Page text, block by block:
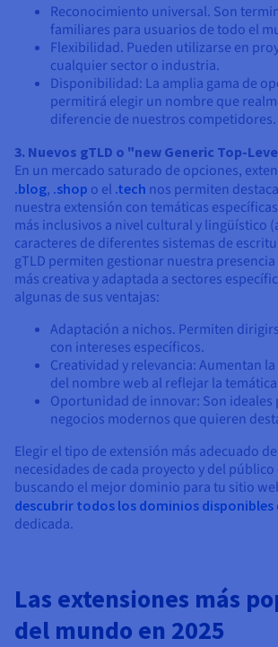
Reconocimiento universal. Son
familiares para usuarios de todo el
Flexibilidad. Pueden utilizarse en
cualquier sector o industria.
Disponibilidad: La amplia gama de
permitirá elegir un nombre que
diferencie de nuestros competidores.
3. Nuevos gTLD o "new Generic Top-
En un mercado saturado de opciones,
.blog, .shop o el .tech nos permiten
nuestra extensión con temáticas
más inclusivos a nivel cultural y lingüístico
caracteres de diferentes sistemas de
gTLD permiten gestionar nuestra
más creativa y adaptada a sectores
algunas de sus ventajas:
Adaptación a nichos. Permiten
con intereses específicos.
Creatividad y relevancia: Aumentan
del nombre web al reflejar la
Oportunidad de innovar: Son ideales
negocios modernos que quieren
Elegir el tipo de extensión más adecuado
necesidades de cada proyecto y del público
buscando el mejor dominio para tu sitio
descubrir todos los dominios disponibles
dedicada.
Las extensiones más
del mundo en 2025